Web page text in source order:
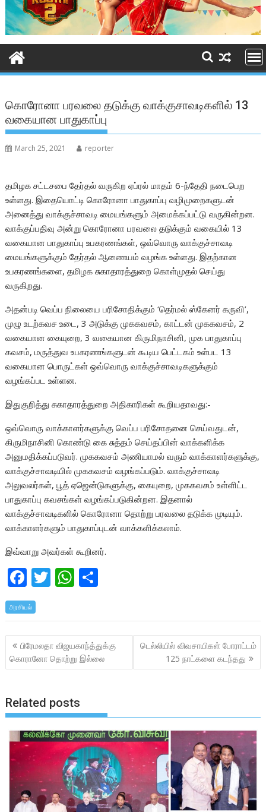
கொரோனா பரவலை தடுக்கு வாக்குசாவடிகளில் 13
வகையான பாதுகாப்பு
March 25, 2021 reporter
தமிழக சட்டசபை தேர்தல் வருகிற ஏப்ரல் மாதம் 6-ந்தேதி நடைபெற
உள்ளது. இதையொட்டி கொரோனா பாதுகாப்பு வழிமுறைகளுடன்
அனைத்து வாக்குச்சாவடி மையங்களும் அமைக்கப்பட்டு வருகின்றன.
வாக்குப்பதிவு அன்று கொரோனா பரவலை தடுக்கும் வகையில் 13
வகையான பாதுகாப்பு உபகரணங்கள், ஒவ்வொரு வாக்குச்சாவடி
மையங்களுக்கும் தேர்தல் ஆணையம் வழங்க உள்ளது. இதற்கான
உபகரணங்களை, தமிழக சுகாதாரத்துறை கொள்முதல் செய்து
வருகிறது.
அதன்படி வெப்ப நிலையை பரிசோதிக்கும் ‘தெர்மல் ஸ்கேனர் கருவி’,
முழு உடற்கவச உடை, 3 அடுக்கு முககவசம், காட்டன் முககவசம், 2
வகையான கையுறை, 3 வகையான கிருமிநாசினி, முக பாதுகாப்பு
கவசம், மருத்துவ உபகரணங்களுடன் கூடிய பெட்டகம் உள்பட 13
வகையான பொருட்கள் ஒவ்வொரு வாக்குச்சாவடிகளுக்கும்
வழங்கப்பட உள்ளன.
இதுகுறித்து சுகாதாரத்துறை அதிகாரிகள் கூறியதாவது:-
ஒவ்வொரு வாக்காளர்களுக்கு வெப்ப பரிசோதனை செய்வதுடன்,
கிருமிநாசினி கொண்டு கை சுத்தம் செய்தப்பின் வாக்களிக்க
அனுமதிக்கப்படுவர். முககவசம் அணியாமல் வரும் வாக்காளர்களுக்கு,
வாக்குச்சாவடியில் முககவசம் வழங்கப்படும். வாக்குச்சாவடி
அலுவலர்கள், பூத் ஏஜென்டுகளுக்கு, கையுறை, முககவசம் உள்ளிட்ட
பாதுகாப்பு கவசங்கள் வழங்கப்படுகின்றன. இதனால்
வாக்குச்சாவடிகளில் கொரோனா தொற்று பரவலை தடுக்க முடியும்.
வாக்காளர்களும் பாதுகாப்புடன் வாக்களிக்கலாம்.
இவ்வாறு அவர்கள் கூறினர்.
F
ac
e
b
o
o
T
itt
er
W
at
s
A
p
ar
e
அரசியல்
Post
navigation
பிரேமலதா விஜயகாந்த்துக்கு
கொரானோ தொற்று இல்லை
டெல்லியில் விவசாயிகள் போராட்டம்
125 நாட்களை கடந்தது
Related posts